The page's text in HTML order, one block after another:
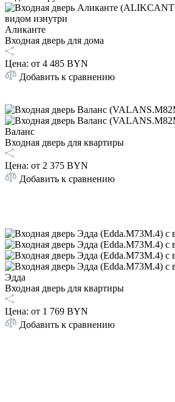
Аликанте
Входная дверь для дома
Цена: от 4 485 BYN
Добавить к сравнению
Валанс
Входная дверь для квартиры
Цена: от 2 375 BYN
Добавить к сравнению
Эдда
Входная дверь для квартиры
Цена: от 1 769 BYN
Добавить к сравнению